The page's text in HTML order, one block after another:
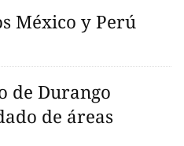
México y Perú
de Durango
de áreas